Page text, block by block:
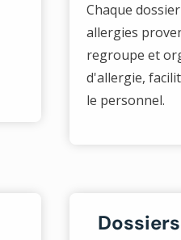
Chaque
allergies
regroupe et
d'allergie,
le personnel.